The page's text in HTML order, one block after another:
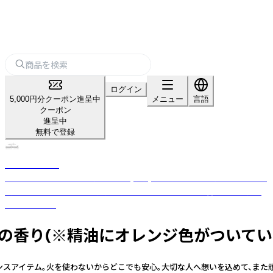
5,000円分クーポン進呈中
クーポン
進呈中
無料で登録
ログイン
メニュー
言語
り(※精油にオレンジ色がついて
テム。火を使わないからどこでも安心。大切な人へ想いを込め